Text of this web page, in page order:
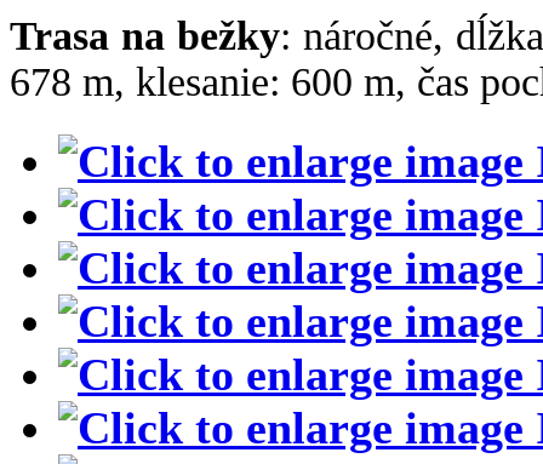
Trasa na bežky: náročné,
678 m, klesanie: 600 m, čas